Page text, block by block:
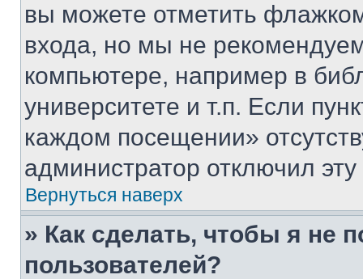
вы можете отметить
входа, но мы не
компьютере, например в
университете и т.п. Если
каждом посещении»
администратор отключил
Вернуться наверх
» Как сделать, чтобы я не
пользователей?